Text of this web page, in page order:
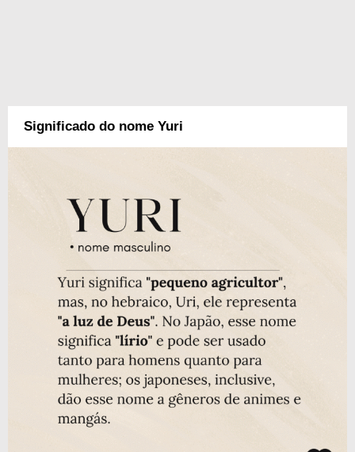
Significado do nome Yuri